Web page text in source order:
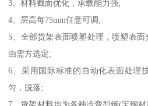
3、材料截面优化，承载能力强;
4、层高每75mm任意可调;
5、全部货架表面喷塑处理，喷塑表
由需方选定;
6、采用国际标准的自动化表面处理
匀，脱落;
7、货架材料均为各种冷弯型钢(宝钢材